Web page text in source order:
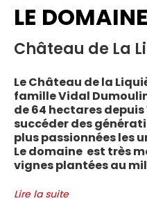
LE DOMAINE
Château de La
Le Château de la
famille Vidal
de 64 hectares depuis
succéder des
plus passionnées les
Le domaine est très
vignes plantées au
entre les villages
Lire la suite